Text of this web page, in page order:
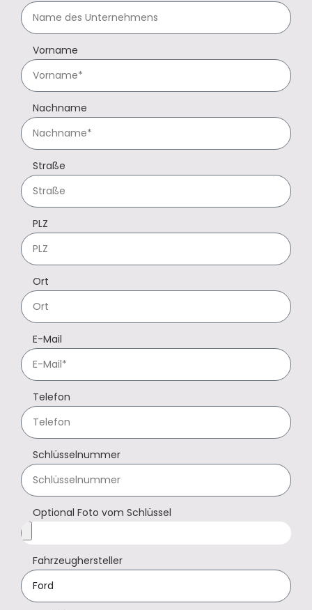
Vorname
Nachname
Straße
PLZ
Ort
E-Mail
Telefon
Schlüsselnummer
Optional Foto vom Schlüssel
Fahrzeughersteller